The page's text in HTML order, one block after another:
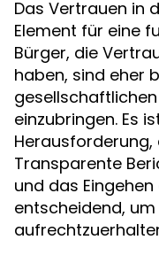
Das Vertrauen in
Element für eine
Bürger, die
haben, sind eher
einzubringen. Es
Herausforderung,
Transparente
und das
entscheidend,